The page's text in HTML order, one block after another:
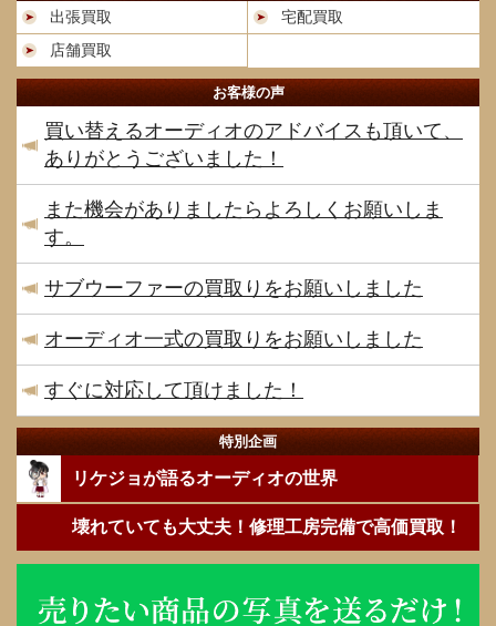
出張買取
宅配買取
店舗買取
お客様の声
買い替えるオーディオのアドバイスも頂いて、
ありがとうございました！
また機会がありましたらよろしくお願いしま
す。
サブウーファーの買取りをお願いしました
オーディオ一式の買取りをお願いしました
すぐに対応して頂けました！
特別企画
リケジョが語るオーディオの世界
壊れていても大丈夫！修理工房完備で高価買取！